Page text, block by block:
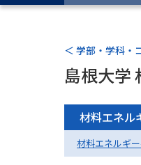
＜ 学部・学科・
島根大学
材料エネル
材料エネルギ